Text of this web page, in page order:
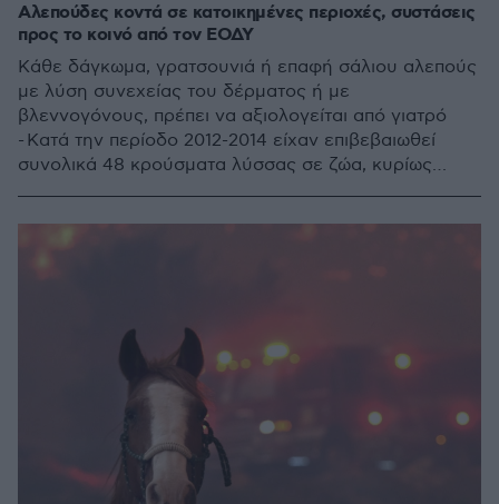
Αλεπούδες κοντά σε κατοικημένες περιοχές, συστάσεις
προς το κοινό από τον ΕΟΔΥ
Κάθε δάγκωμα, γρατσουνιά ή επαφή σάλιου αλεπούς
με λύση συνεχείας του δέρματος ή με
βλεννογόνους, πρέπει να αξιολογείται από γιατρό
- Κατά την περίοδο 2012-2014 είχαν επιβεβαιωθεί
συνολικά 48 κρούσματα λύσσας σε ζώα, κυρίως